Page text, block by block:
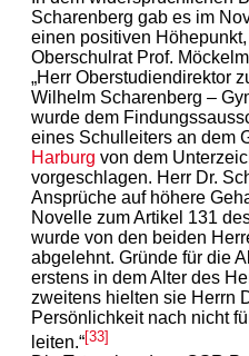
Scharenberg gab es im
einen positiven
Oberschulrat Prof.
„Herr Oberstudiendirektor
Wilhelm Scharenberg –
wurde dem
eines Schulleiters an dem
Harburg von dem
vorgeschlagen. Herr Dr.
Ansprüche auf höhere
Novelle zum Artikel 131
wurde von den beiden
abgelehnt. Gründe für die
erstens in dem Alter des
zweitens hielten sie Herrn
Persönlichkeit nach nicht
leiten.“[33]